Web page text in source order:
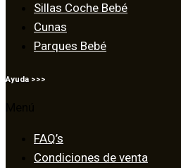
Sillas Coche Bebé
Cunas
Parques Bebé
Ayuda >>>
FAQ’s
Condiciones de venta